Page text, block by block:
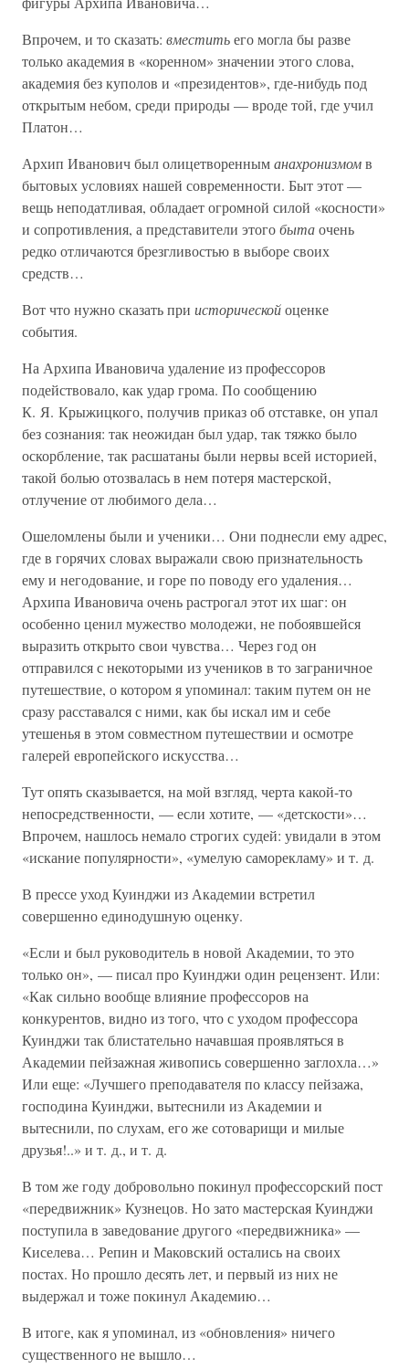
Впрочем, и то сказать: вместитьего могла бы разве
только академия в «коренном» значении этого слова,
академия без куполов и «президентов», где-нибудь под
открытым небом, среди природы — вроде той, где учил
Платон…
Архип Иванович был олицетворенныманахронизмомв
бытовых условиях нашей современности. Быт этот —
вещь неподатливая, обладает огромной силой «косности»
и сопротивления, а представители этогобытаочень
редко отличаются брезгливостью в выборе своих
средств…
Вот что нужно сказать при историческойоценке
события.
На Архипа Ивановича удаление из профессоров
подействовало, как удар грома. По сообщению
К. Я. Крыжицкого, получив приказ об отставке, он упал
без сознания: так неожидан был удар, так тяжко было
оскорбление, так расшатаны были нервы всей историей,
такой болью отозвалась в нем потеря мастерской,
отлучение от любимого дела…
Ошеломлены были и ученики… Они поднесли ему адрес,
где в горячих словах выражали свою признательность
ему и негодование, и горе по поводу его удаления…
Архипа Ивановича очень растрогал этот их шаг: он
особенно ценил мужество молодежи, не побоявшейся
выразить открыто свои чувства… Через год он
отправился с некоторыми из учеников в то заграничное
путешествие, о котором я упоминал: таким путем он не
сразу расставался с ними, как бы искал им и себе
утешенья в этом совместном путешествии и осмотре
галерей европейского искусства…
Тут опять сказывается, на мой взгляд, черта какой-то
непосредственности, — если хотите, — «детскости»…
Впрочем, нашлось немало строгих судей: увидали в этом
«искание популярности», «умелую саморекламу» и т. д.
В прессе уход Куинджи из Академии встретил
совершенно единодушную оценку.
«Если и был руководитель в новой Академии, то это
только он», — писал про Куинджи один рецензент. Или:
«Как сильно вообще влияние профессоров на
конкурентов, видно из того, что с уходом профессора
Куинджи так блистательно начавшая проявляться в
Академии пейзажная живопись совершенно заглохла…»
Или еще: «Лучшего преподавателя по классу пейзажа,
господина Куинджи, вытеснили из Академии и
вытеснили, по слухам, его же сотоварищи и милые
друзья!..» и т. д., и т. д.
В том же году добровольно покинул профессорский пост
«передвижник» Кузнецов. Но зато мастерская Куинджи
поступила в заведование другого «передвижника» —
Киселева… Репин и Маковский остались на своих
постах. Но прошло десять лет, и первый из них не
выдержал и тоже покинул Академию…
В итоге, как я упоминал, из «обновления» ничего
существенного не вышло…